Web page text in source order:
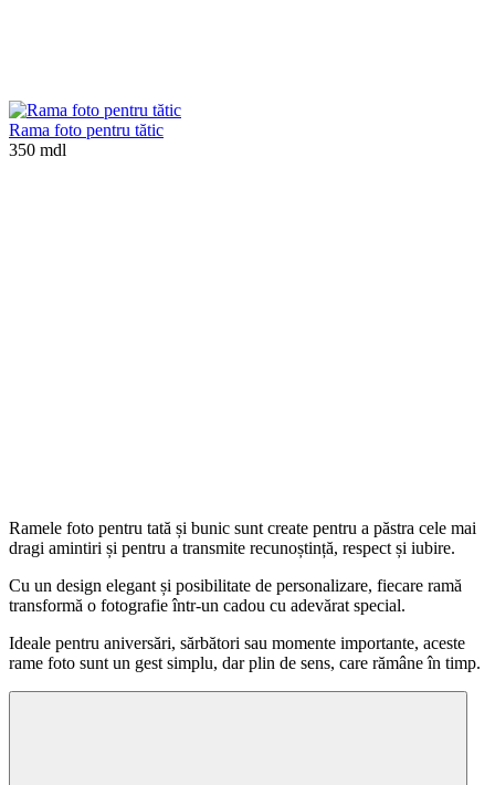
Rama foto pentru tătic
350 mdl
Ramele foto pentru tată și bunic sunt create pentru a păstra cele mai
dragi amintiri și pentru a transmite recunoștință, respect și iubire.
Cu un design elegant și posibilitate de personalizare, fiecare ramă
transformă o fotografie într-un cadou cu adevărat special.
Ideale pentru aniversări, sărbători sau momente importante, aceste
rame foto sunt un gest simplu, dar plin de sens, care rămâne în timp.